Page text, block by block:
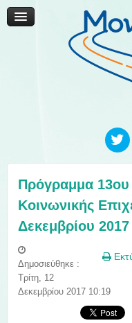
Πρόγραμμα
Κοινωνικής
Δεκεμβρίου 2017
Δημοσιεύθηκε :
Τρίτη, 12
Δεκεμβρίου 2017 10:19